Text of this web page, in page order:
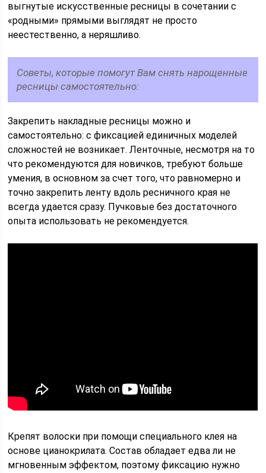
выгнутые искусственные ресницы в сочетании с
«родными» прямыми выглядят не просто
неестественно, а неряшливо.
Советы, которые помогут Вам снять нарощенные
ресницы самостоятельно:
Закрепить накладные ресницы можно и
самостоятельно: с фиксацией единичных моделей
сложностей не возникает. Ленточные, несмотря на то
что рекомендуются для новичков, требуют больше
умения, в основном за счет того, что равномерно и
точно закрепить ленту вдоль ресничного края не
всегда удается сразу. Пучковые без достаточного
опыта использовать не рекомендуется.
Крепят волоски при помощи специального клея на
основе цианокрилата. Состав обладает едва ли не
мгновенным эффектом, поэтому фиксацию нужно